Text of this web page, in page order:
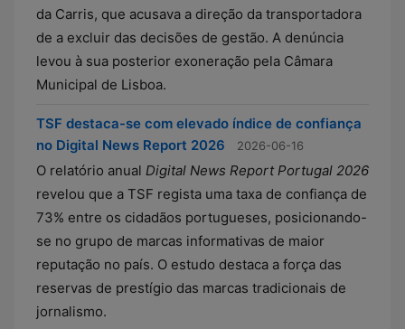
da Carris, que acusava a direção da transportadora
de a excluir das decisões de gestão. A denúncia
levou à sua posterior exoneração pela Câmara
Municipal de Lisboa.
TSF destaca-se com elevado índice de confiança
no Digital News Report 2026
2026-06-16
O relatório anual Digital News Report Portugal 2026
revelou que a TSF regista uma taxa de confiança de
73% entre os cidadãos portugueses, posicionando-
se no grupo de marcas informativas de maior
reputação no país. O estudo destaca a força das
reservas de prestígio das marcas tradicionais de
jornalismo.